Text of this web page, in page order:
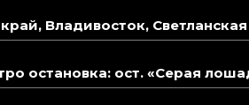
Владивосток, Светланская
остановка: ост. «Серая